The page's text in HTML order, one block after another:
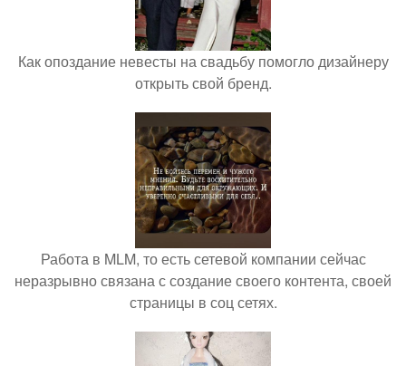
Как опоздание невесты на свадьбу помогло дизайнеру
открыть свой бренд.
Работа в MLM, то есть сетевой компании сейчас
неразрывно связана с создание своего контента, своей
страницы в соц сетях.